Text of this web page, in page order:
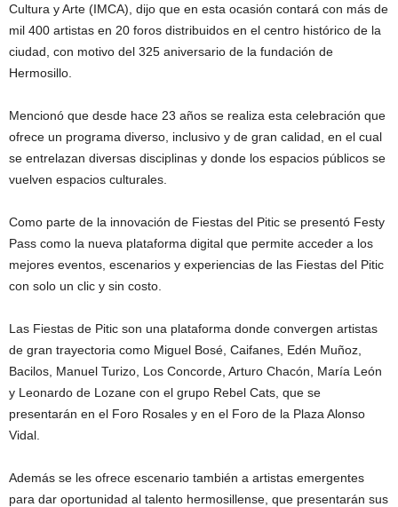
Cultura y Arte (IMCA), dijo que en esta ocasión contará con más de
mil 400 artistas en 20 foros distribuidos en el centro histórico de la
ciudad, con motivo del 325 aniversario de la fundación de
Hermosillo.
Mencionó que desde hace 23 años se realiza esta celebración que
ofrece un programa diverso, inclusivo y de gran calidad, en el cual
se entrelazan diversas disciplinas y donde los espacios públicos se
vuelven espacios culturales.
Como parte de la innovación de Fiestas del Pitic se presentó Festy
Pass como la nueva plataforma digital que permite acceder a los
mejores eventos, escenarios y experiencias de las Fiestas del Pitic
con solo un clic y sin costo.
Las Fiestas de Pitic son una plataforma donde convergen artistas
de gran trayectoria como Miguel Bosé, Caifanes, Edén Muñoz,
Bacilos, Manuel Turizo, Los Concorde, Arturo Chacón, María León
y Leonardo de Lozane con el grupo Rebel Cats, que se
presentarán en el Foro Rosales y en el Foro de la Plaza Alonso
Vidal.
Además se les ofrece escenario también a artistas emergentes
para dar oportunidad al talento hermosillense, que presentarán sus